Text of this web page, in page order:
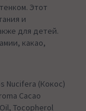
Этот
и
для детей.
какао,
Nucifera (Кокос)
Cacao
Tocopherol